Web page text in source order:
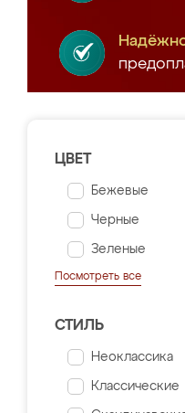
ЦВЕТ
Бежевые
Черные
Зеленые
Посмотреть все
СТИЛЬ
Неоклассика
Классические